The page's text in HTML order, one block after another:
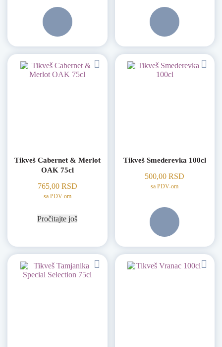
Tikveš Cabernet & Merlot
OAK 75cl
765,00 RSD
sa PDV-om
Pročitajte još
Tikveš Smederevka 100cl
500,00RSD
sa PDV-om